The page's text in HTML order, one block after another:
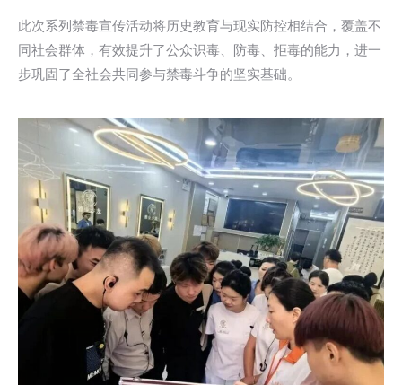
此次系列禁毒宣传活动将历史教育与现实防控相结合，覆盖不
同社会群体，有效提升了公众识毒、防毒、拒毒的能力，进一
步巩固了全社会共同参与禁毒斗争的坚实基础。